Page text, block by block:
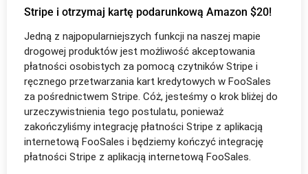
Stripe i otrzymaj kartę podarunkową Amazon $20!
Jedną z najpopularniejszych funkcji na naszej mapie
drogowej produktów jest możliwość akceptowania
płatności osobistych za pomocą czytników Stripe i
ręcznego przetwarzania kart kredytowych w FooSales
za pośrednictwem Stripe. Cóż, jesteśmy o krok bliżej do
urzeczywistnienia tego postulatu, ponieważ
zakończyliśmy integrację płatności Stripe z aplikacją
internetową FooSales i będziemy kończyć integrację
płatności Stripe z aplikacją internetową FooSales.